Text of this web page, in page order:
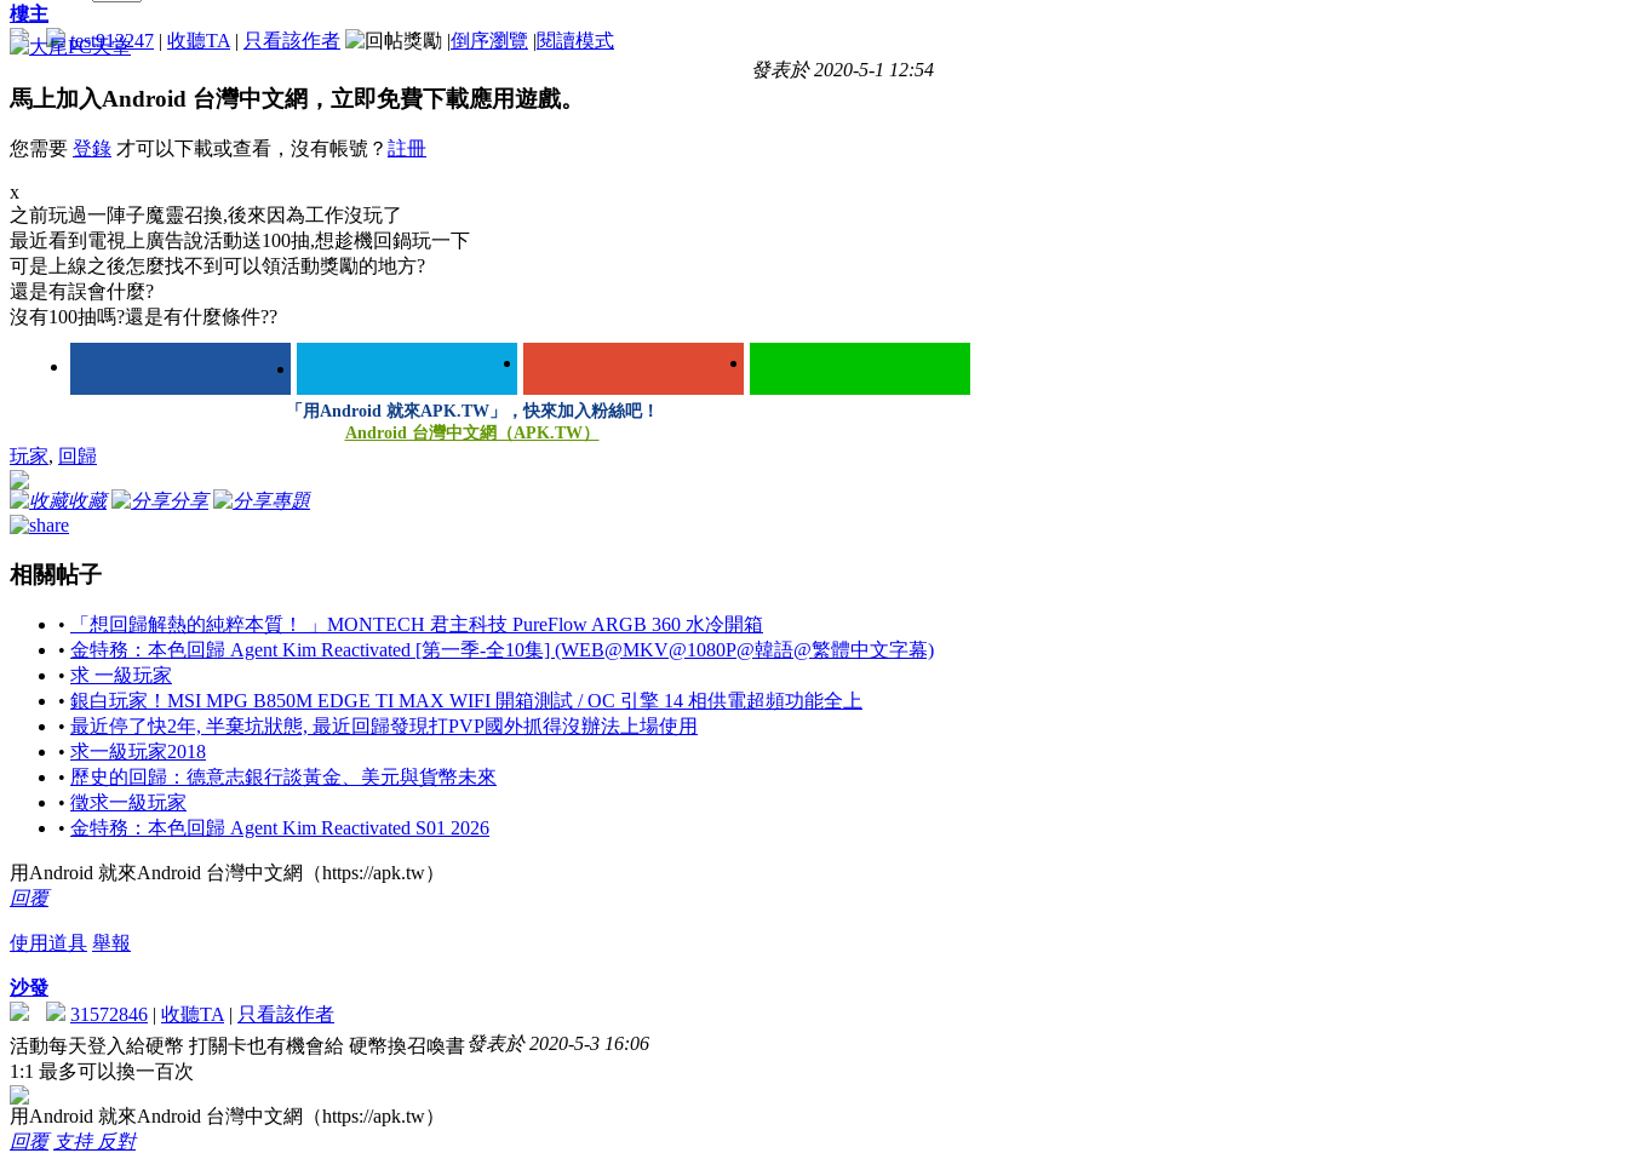
樓主
test913247 | 收聽TA | 只看該作者 |倒序瀏覽 |閱讀模式
發表於 2020-5-1 12:54
馬上加入Android 台灣中文網，立即免費下載應用遊戲。
您需要 登錄 才可以下載或查看，沒有帳號？ 註冊
x
之前玩過一陣子魔靈召換,後來因為工作沒玩了
最近看到電視上廣告說活動送100抽,想趁機回鍋玩一下
可是上線之後怎麼找不到可以領活動獎勵的地方?
還是有誤會什麼?
沒有100抽嗎?還是有什麼條件??
「用Android 就來APK.TW」，快來加入粉絲吧！
Android 台灣中文網（APK.TW）
玩家, 回歸
收藏 分享 專題
相關帖子
•
「想回歸解熱的純粹本質！ 」MONTECH 君主科技 PureFlow ARGB 360 水冷開箱
• 金特務：本色回歸 Agent Kim Reactivated [第一季-全10集] (WEB@MKV@1080P@韓語@繁體中文字幕)
• 求 一級玩家
• 銀白玩家！MSI MPG B850M EDGE TI MAX WIFI 開箱測試 / OC 引擎 14 相供電超頻功能全上
• 最近停了快2年, 半棄坑狀態, 最近回歸發現打PVP國外抓得沒辦法上場使用
• 求一級玩家2018
• 歷史的回歸：德意志銀行談黃金、美元與貨幣未來
• 徵求一級玩家
• 金特務：本色回歸 Agent Kim Reactivated S01 2026
用Android 就來Android 台灣中文網（https://apk.tw）
回覆
使用道具 舉報
沙發
31572846 | 收聽TA | 只看該作者
發表於 2020-5-3 16:06
活動每天登入給硬幣 打關卡也有機會給 硬幣換召喚書
1:1 最多可以換一百次
用Android 就來Android 台灣中文網（https://apk.tw）
回覆 支持 反對